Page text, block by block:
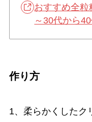
おすすめ全
～30代から
作り方
1、柔らかくしたク